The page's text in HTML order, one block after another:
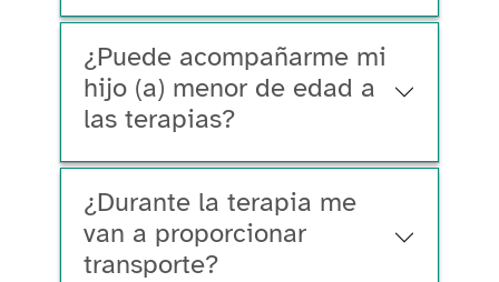
¿Puede acompañarme mi
hijo (a) menor de edad a
las terapias?
¿Durante la terapia me
van a proporcionar
transporte?